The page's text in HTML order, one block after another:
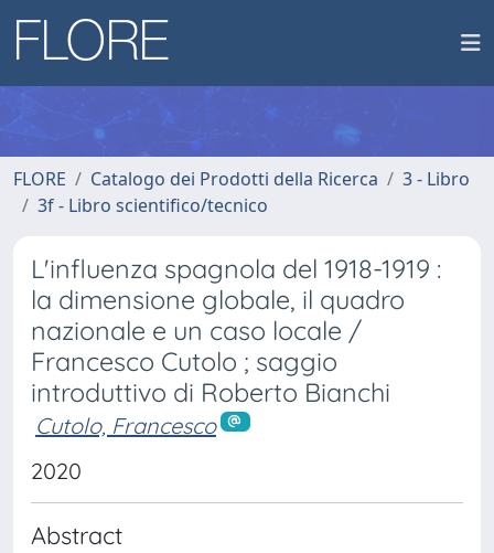
FLORE Catalogo dei Prodotti della Ricerca
3 - Libro
3f - Libro scientifico/tecnico
L'influenza spagnola del 1918-1919 :
la dimensione globale, il quadro
nazionale e un caso locale /
Francesco Cutolo ; saggio
introduttivo di Roberto Bianchi
Cutolo, Francesco
2020
Abstract